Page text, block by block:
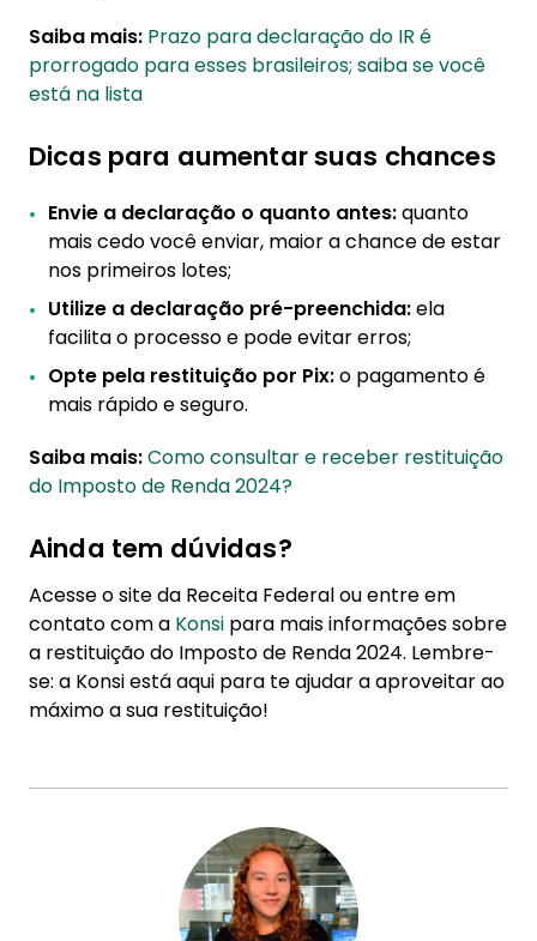
Saiba mais: Prazo para declaração do IR é
prorrogado para esses brasileiros; saiba se você
está na lista
Dicas para aumentar suas chances
Envie a declaração o quanto antes:quanto
mais cedo você enviar, maior a chance de estar
nos primeiros lotes;
Utilize a declaração pré-preenchida:ela
facilita o processo e pode evitar erros;
Opte pela restituição por Pix:o pagamento é
mais rápido e seguro.
Saiba mais:Como consultar e receber restituição
do Imposto de Renda 2024?
Ainda tem dúvidas?
Acesse o site da Receita Federal ou entre em
contato com a Konsi para mais informações sobre
a restituição do Imposto de Renda 2024. Lembre-
se: a Konsi está aqui para te ajudar a aproveitar ao
máximo a sua restituição!